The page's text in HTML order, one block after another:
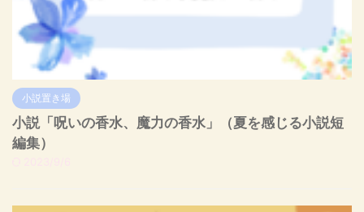
小説置き場
小説「呪いの香水、魔力の香水」（夏を感じる小説短
編集）